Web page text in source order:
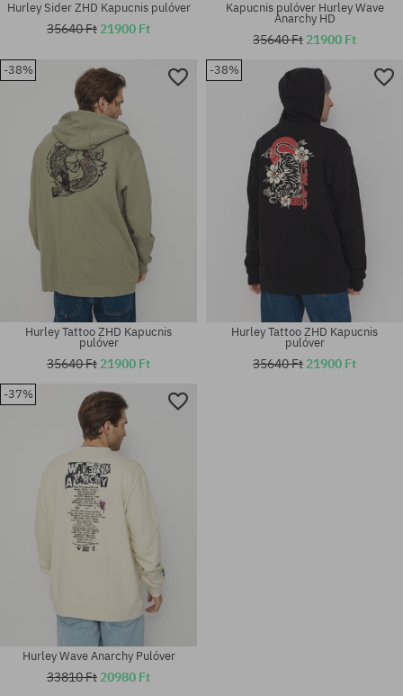
Elérhető méretek:
Elérhető méretek:
Elérhető méretek:
Hurley Sider ZHD Kapucnis pulóver
35640 Ft 21900 Ft
Kapucnis pulóver Hurley Wave
Anarchy HD
35640 Ft 21900 Ft
-38%
Hurley Tattoo ZHD Kapucnis
pulóver
35640 Ft 21900 Ft
-38%
Hurley Tattoo ZHD Kapucnis
pulóver
35640 Ft 21900 Ft
-37%
Hurley Wave Anarchy Pulóver
33810 Ft 20980 Ft